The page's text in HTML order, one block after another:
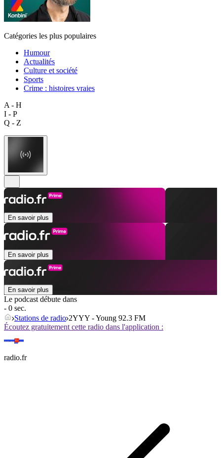
Catégories les plus populaires
Humour
Actualités
Culture et société
Sports
Crime : histoires vraies
A - H
I - P
Q - Z
En savoir plus
En savoir plus
En savoir plus
Le podcast débute dans
- 0 sec.
Stations de radio 2YYY - Young 92.3 FM
Écoutez gratuitement cette radio dans l'application :
radio.fr